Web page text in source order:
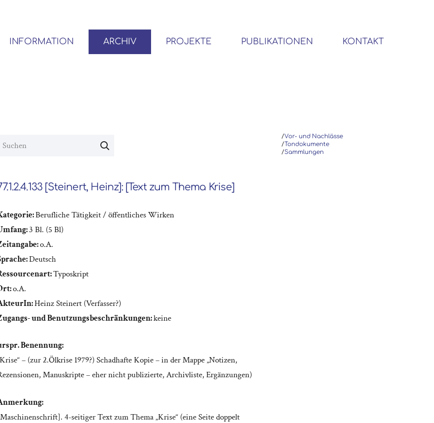
INFORMATION ARCHIV PROJEKTE PUBLIKATIONEN KONTAKT
/Vor- und Nachlässe
/Tondokumente
/Sammlungen
[Steinert, Heinz]: [Text zum Thema Krise]
Berufliche Tätigkeit / öffentliches Wirken
3 Bl. (5 Bl)
o.A.
Deutsch
Typoskript
o.A.
Heinz Steinert (Verfasser?)
und Benutzungsbeschränkungen:keine
Benennung:
– (zur 2.Ölkrise 1979?) Schadhafte Kopie – in der Mappe „Notizen,
Manuskripte – eher nicht publizierte, Archivliste, Ergänzungen)
4-seitiger Text zum Thema „Krise“ (eine Seite doppelt